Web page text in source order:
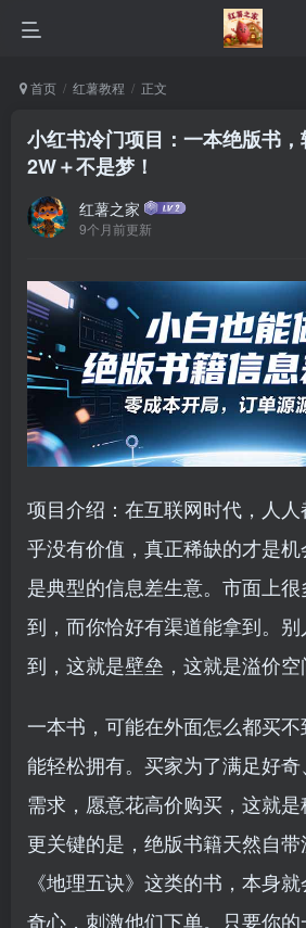
首页 红薯教程 正文
小红书冷门项目：一本绝版书
2W＋不是梦！
红薯之家
9个月前更新
项目介绍：在互联网时代，人
乎没有价值，真正稀缺的才是
是典型的信息差生意。市面上
到，而你恰好有渠道能拿到。
到，这就是壁垒，这就是溢价空
一本书，可能在外面怎么都买
能轻松拥有。买家为了满足好
需求，愿意花高价购买，这就是
更关键的是，绝版书籍天然自
《地理五诀》这类的书，本身
奇心，刺激他们下单。只要你